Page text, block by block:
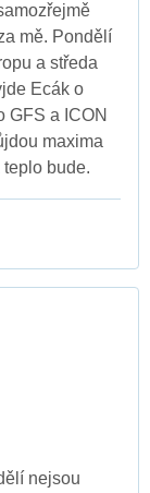
mě. Pondělí
a středa
Ecák o
GFS a ICON
maxima
bude.
nejsou